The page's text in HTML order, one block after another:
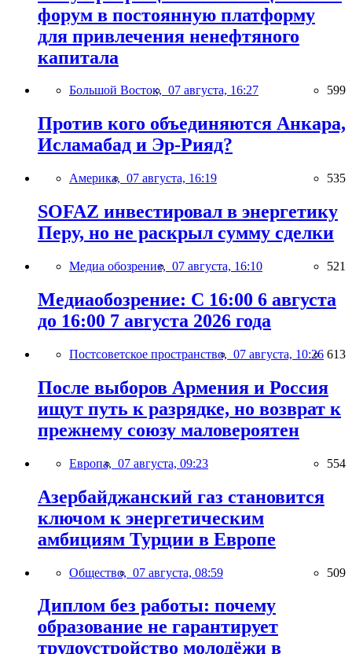
форум в постоянную платформу
для привлечения ненефтяного
капитала
Большой Восток, 07 августа, 16:27 599
Против кого объединяются Анкара,
Исламабад и Эр-Рияд?
Америка, 07 августа, 16:19 535
SOFAZ инвестировал в энергетику
Перу, но не раскрыл сумму сделки
Медиа обозрение, 07 августа, 16:10 521
Медиаобозрение: С 16:00 6 августа
до 16:00 7 августа 2026 года
Постсоветское пространство, 07 августа, 10:26 613
После выборов Армения и Россия
ищут путь к разрядке, но возврат к
прежнему союзу маловероятен
Европа, 07 августа, 09:23 554
Азербайджанский газ становится
ключом к энергетическим
амбициям Турции в Европе
Общество, 07 августа, 08:59 509
Диплом без работы: почему
образование не гарантирует
трудоустройство молодёжи в